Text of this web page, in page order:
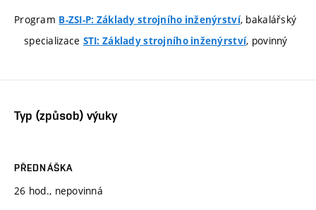
Program B-ZSI-P: Základy strojního inženýrství, bakalářský
specializace STI: Základy strojního inženýrství, povinný
Typ (způsob) výuky
PŘEDNÁŠKA
26 hod., nepovinná